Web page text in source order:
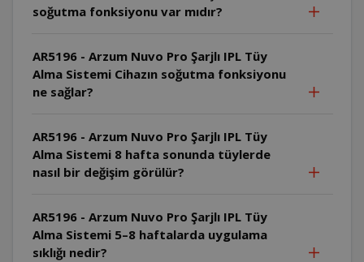
soğutma fonksiyonu var mıdır?
AR5196 - Arzum Nuvo Pro Şarjlı IPL Tüy
Alma Sistemi Cihazın soğutma fonksiyonu
ne sağlar?
AR5196 - Arzum Nuvo Pro Şarjlı IPL Tüy
Alma Sistemi 8 hafta sonunda tüylerde
nasıl bir değişim görülür?
AR5196 - Arzum Nuvo Pro Şarjlı IPL Tüy
Alma Sistemi 5–8 haftalarda uygulama
sıklığı nedir?